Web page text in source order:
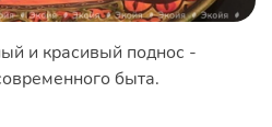
и красивый поднос -
быта.